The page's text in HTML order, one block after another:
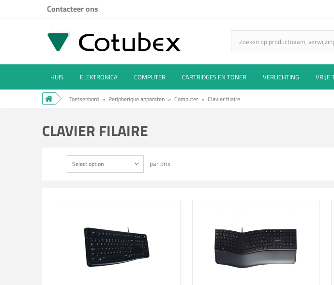
Contacteer ons
HUIS ELEKTRONICA COMPUTER CARTRIDGES EN TONER VERLICHTING VRIJE
Toetsenbord » Peripherique apparaten » Computer » Clavier filaire
CLAVIER FILAIRE
Select option par prix